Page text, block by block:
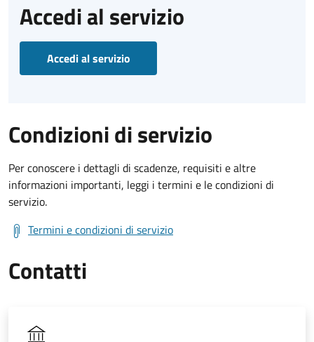
Accedi al servizio
Accedi al servizio
Condizioni di servizio
Per conoscere i dettagli di scadenze, requisiti e altre
informazioni importanti, leggi i termini e le condizioni di
servizio.
Termini e condizioni di servizio
Contatti